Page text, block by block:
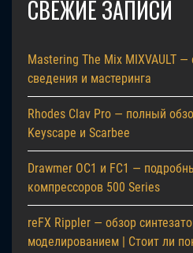
СВЕЖИЕ ЗАПИСИ
Mastering The Mix MIXVAULT
сведения и мастеринга
Rhodes Clav Pro — полный
Keyscape и Scarbee
Drawmer OC1 и FC1 —
компрессоров 500 Series
reFX Rippler — обзор
моделированием | Стоит ли